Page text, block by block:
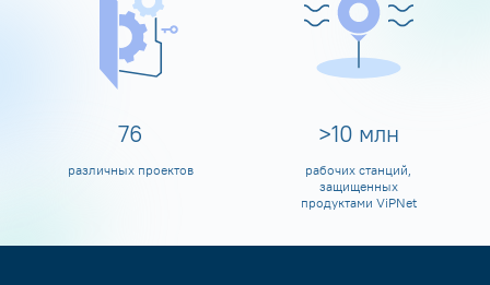
80
различных проектов
>10 млн
рабочих станций,
защищенных
продуктами ViPNet